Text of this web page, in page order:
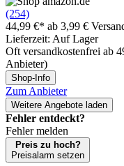
(254)
44,99 €* ab 3,99 €
Lieferzeit: Auf Lager
Oft versandkostenfrei ab
Anbieter)
Shop-Info
Zum Anbieter
Weitere Angebote laden
Fehler entdeckt?
Fehler melden
Preis zu hoch?
Preisalarm setzen